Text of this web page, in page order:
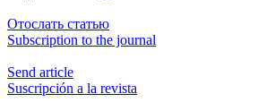
Отослать статью
Subscription to the journal
Send article
Suscripción a la revista